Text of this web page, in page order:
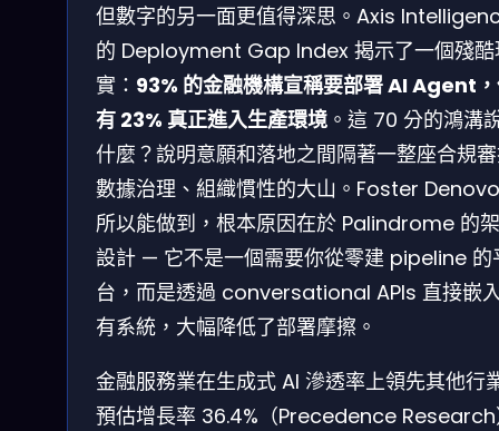
但數字的另一面更值得深思。Axis
的 Deployment Gap Index 揭示了一個殘酷
實： 93% 的金融機構宣稱要部署 AI Agent
有 23% 真正進入生產環境 。這 70 分的鴻溝
什麼？說明意願和落地之間隔著一整座合規
數據治理、組織慣性的大山。Foster
所以能做到，根本原因在於 Palindrome 的
設計 — 它不是一個需要你從零建 pipeline 的
台，而是透過 conversational APIs 直接嵌
有系統，大幅降低了部署摩擦。
金融服務業在生成式 AI 滲透率上領先其他行
預估增長率 36.4%（Precedence